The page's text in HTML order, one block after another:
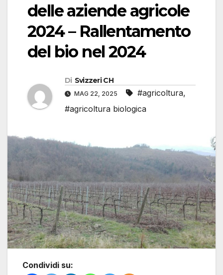
delle aziende agricole
2024 – Rallentamento
del bio nel 2024
Di Svizzeri CH
MAG 22, 2025 #agricoltura,
#agricoltura biologica
Condividi su: